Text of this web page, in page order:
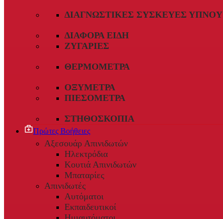
ΔΙΑΓΝΩΣΤΙΚΈΣ ΣΥΣΚΕΥΈΣ ΎΠΝΟΥ
ΔΙΆΦΟΡΑ ΕΊΔΗ
ΖΥΓΑΡΙΈΣ
ΘΕΡΜΌΜΕΤΡΑ
ΟΞΎΜΕΤΡΑ
ΠΙΕΣΌΜΕΤΡΑ
ΣΤΗΘΟΣΚΌΠΙΑ
Πρώτες Βοήθειες
Αξεσουάρ Απινιδωτών
Ηλεκτρόδια
Κουτιά Απινιδωτών
Μπαταρίες
Απινιδωτές
Αυτόματοι
Εκπαιδευτικοί